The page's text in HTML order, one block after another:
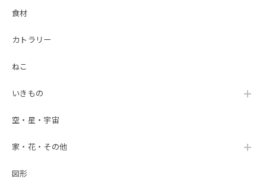
食材
カトラリー
ねこ
いきもの
空・星・宇宙
家・花・その他
図形